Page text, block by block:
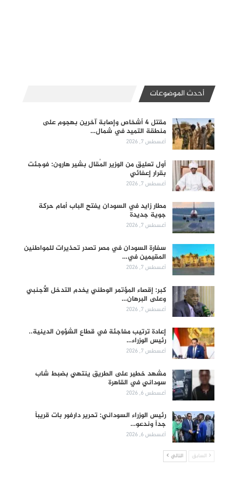
أحدث الموضوعات
مقتل 4 أشخاص وإصابة آخرين بهجوم على
منطقة التميد في شمال…
أغسطس 7, 2026
أول تعليق من الوزير المُقال بشير هارون: فوجئت
بقرار إعفائي
أغسطس 7, 2026
مطار زايد في السودان يفتح الباب أمام حركة
جوية جديدة
أغسطس 7, 2026
سفارة السودان في مصر تصدر تحذيرات للمواطنين
المقيمين في…
أغسطس 7, 2026
كبر: إقصاء المؤتمر الوطني يخدم التدخل الأجنبي
وعلى البرهان…
أغسطس 7, 2026
إعادة ترتيب مفاجئة في قطاع الشؤون الدينية..
رئيس الوزراء…
أغسطس 7, 2026
مشهد خطير على الطريق ينتهي بضبط شاب
سوداني في القاهرة
أغسطس 6, 2026
رئيس الوزراء السوداني: تحرير دارفور بات قريباً
جداً وندعو…
أغسطس 6, 2026
السابق التالي